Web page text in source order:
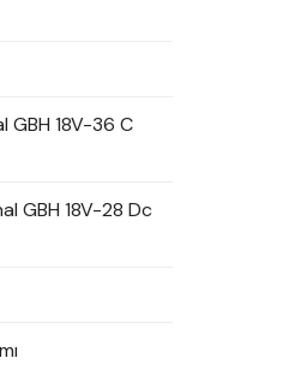
GBH 18V-36 C
GBH 18V-28 Dc